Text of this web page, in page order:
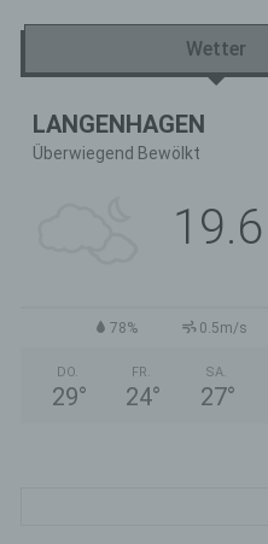
Wetter
LANGENHAGEN
Überwiegend Bewölkt
19.6
78% 0.5m/s
DO.
29°
FR.
24°
SA.
27°